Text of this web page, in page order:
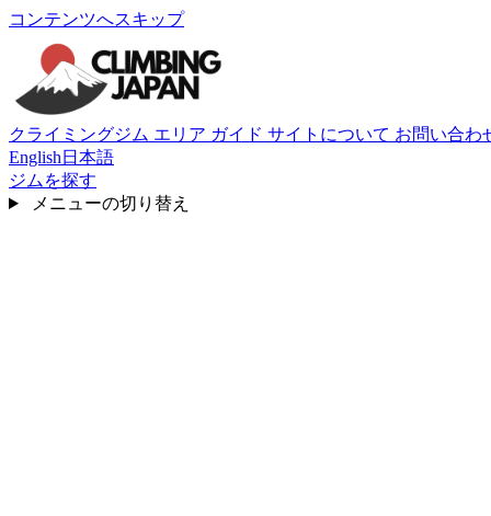
コンテンツへスキップ
クライミングジム エリア ガイド サイトについて お問い合わ
English 日本語
ジムを探す
メニューの切り替え